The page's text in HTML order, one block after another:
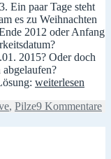
Ein paar Tage steht
es zu Weihnachten
2012 oder Anfang
2015? Oder doch
Immer
essen
weiterlesen
, Pilze9 Kommentarezu